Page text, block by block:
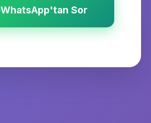
WhatsApp'tan Sor